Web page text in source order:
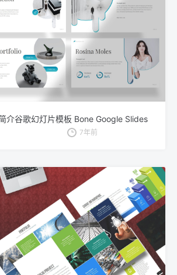
介谷歌幻灯片模板 Bone Google Slides
7年前